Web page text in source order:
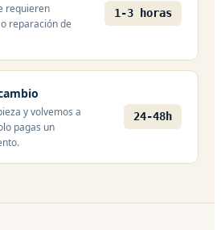
requieren
reparación de
1-3 horas
y volvemos a
pagas un
24-48h